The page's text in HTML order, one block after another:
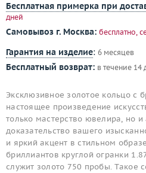
Бесплатная примерка при
дней
Самовывоз г. Москва: бесплатно,
Гарантия на изделие: 6 месяцев
Бесплатный возврат: в течение 14
Эксклюзивное золотое кольцо с
настоящее произведение
только мастерство ювелира, но
доказательство вашего
и яркий акцент в стильном
бриллиантов круглой огранки
служит золото 750 пробы. Такое